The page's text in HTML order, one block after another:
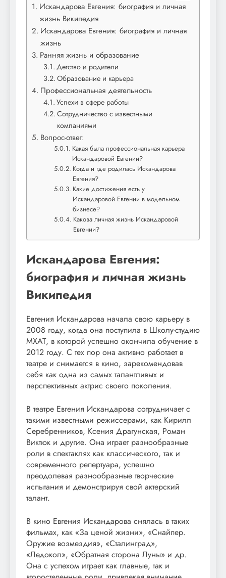
Искандарова Евгения: биография и личная
жизнь Википедия
Искандарова Евгения: биография и личная
жизнь
Ранняя жизнь и образование
Детство и родители
Образование и карьера
Профессиональная деятельность
Успехи в сфере работы
Сотрудничество с известными
компаниями
Вопрос-ответ:
Какая была профессиональная карьера
Искандаровой Евгении?
Когда и где родилась Искандарова
Евгения?
Какие достижения есть у
Искандаровой Евгении в модельном
бизнесе?
Какова личная жизнь Искандаровой
Евгении?
Искандарова Евгения:
биография и личная жизнь
Википедия
Евгения Искандарова начала свою карьеру в
2008 году, когда она поступила в Школу-студию
МХАТ, в которой успешно окончила обучение в
2012 году. С тех пор она активно работает в
театре и снимается в кино, зарекомендовав
себя как одна из самых талантливых и
перспективных актрис своего поколения.
В театре Евгения Искандарова сотрудничает с
такими известными режиссерами, как Кирилл
Серебренников, Ксения Драгунская, Роман
Виктюк и другие. Она играет разнообразные
роли в спектаклях как классического, так и
современного репертуара, успешно
преодолевая разнообразные творческие
испытания и демонстрируя свой актерский
талант.
В кино Евгения Искандарова снялась в таких
фильмах, как «За ценой жизни», «Снайпер.
Оружие возмездия», «Сталинград»,
«Ледокол», «Обратная сторона Луны» и др.
Она с успехом играет как главные, так и